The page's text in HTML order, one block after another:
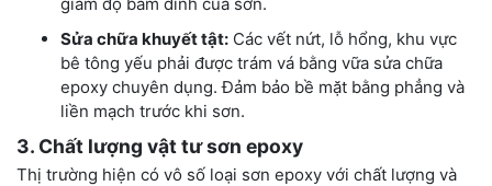
Sửa chữa khuyết tật: Các vết nứt, lỗ hổng, khu vực
bê tông yếu phải được trám vá bằng vữa sửa chữa
epoxy chuyên dụng. Đảm bảo bề mặt bằng phẳng và
liền mạch trước khi sơn.
3. Chất lượng vật tư sơn epoxy
Thị trường hiện có vô số loại sơn epoxy với chất lượng và